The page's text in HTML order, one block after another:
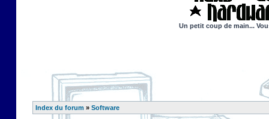
Un petit coup de main...
Index du forum » Software